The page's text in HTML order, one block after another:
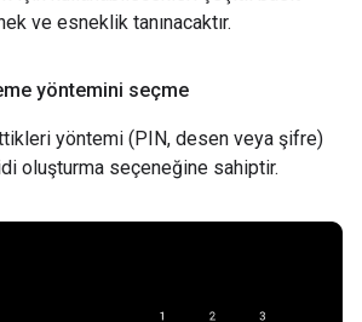
ve esneklik tanınacaktır.
yöntemini seçme
yöntemi (PIN, desen veya şifre)
oluşturma seçeneğine sahiptir.